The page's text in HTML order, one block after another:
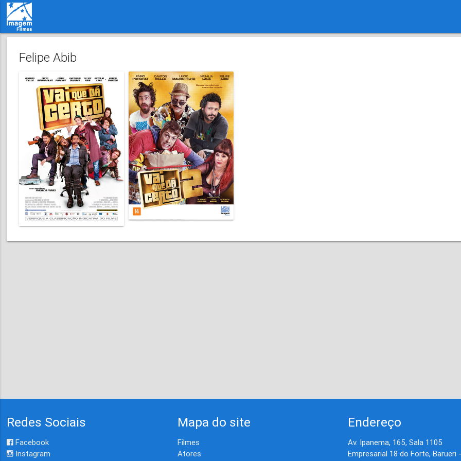
Felipe Abib
Redes Sociais
Facebook
Instagram
Mapa do site
Filmes
Atores
Endereço
Av. Ipanema, 165, Sala 1105
Empresarial 18 do Forte, Barueri